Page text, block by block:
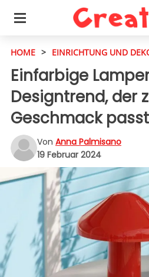
HOME > EINRICHTUNG UND
Einfarbige
Designtrend, der
Geschmack passt
Von Anna Palmisano
19 Februar 2024